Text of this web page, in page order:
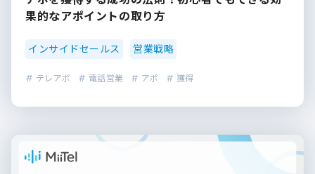
果的なアポイントの取り方
インサイドセールス 営業戦略
# テレアポ # 電話営業 # アポ # 獲得